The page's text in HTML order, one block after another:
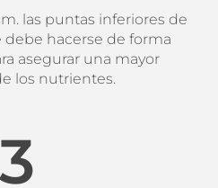
las puntas inferiores de
debe hacerse de forma
asegurar una mayor
los nutrientes.
3